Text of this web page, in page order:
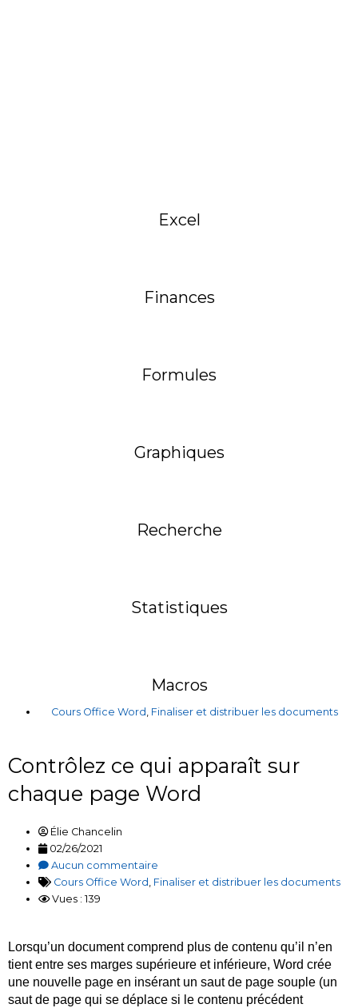
Excel
Finances
Formules
Graphiques
Recherche
Statistiques
Macros
Cours Office Word , Finaliser et distribuer les documents
Contrôlez ce qui apparaît sur
chaque page Word
Élie Chancelin
02/26/2021
Aucun commentaire
Cours Office Word , Finaliser et distribuer les documents
Vues : 139
Lorsqu’un document comprend plus de contenu qu’il n’en
tient entre ses marges supérieure et inférieure, Word crée
une nouvelle page en insérant un saut de page souple (un
saut de page qui se déplace si le contenu précédent